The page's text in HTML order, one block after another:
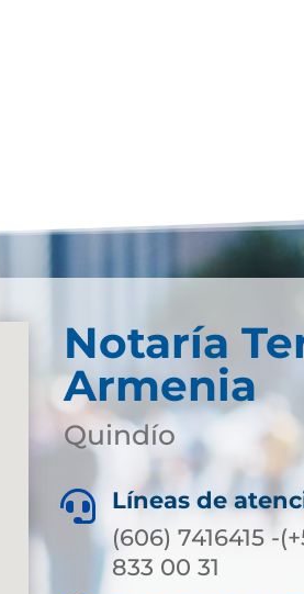
Notaría
Armenia
Quindío

Líneas de
(606) 7416415 -
833 00 31